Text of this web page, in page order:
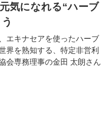
気になれる“ハーブ
エキナセアを使ったハーブ
界を熟知する、特定非営利
会専務理事の金田 太朗さん